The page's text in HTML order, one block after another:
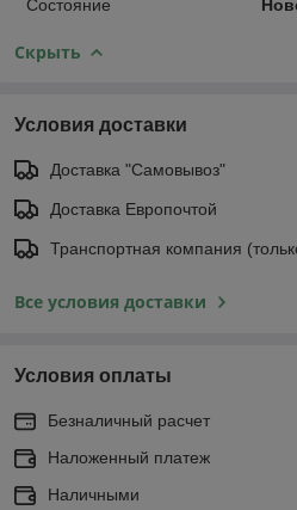
Состояние
Скрыть
Условия доставки
Доставка "Самовывоз"
Доставка Европочтой
Транспортная компания
Все условия доставки
Условия оплаты
Безналичный расчет
Наложенный платеж
Наличными